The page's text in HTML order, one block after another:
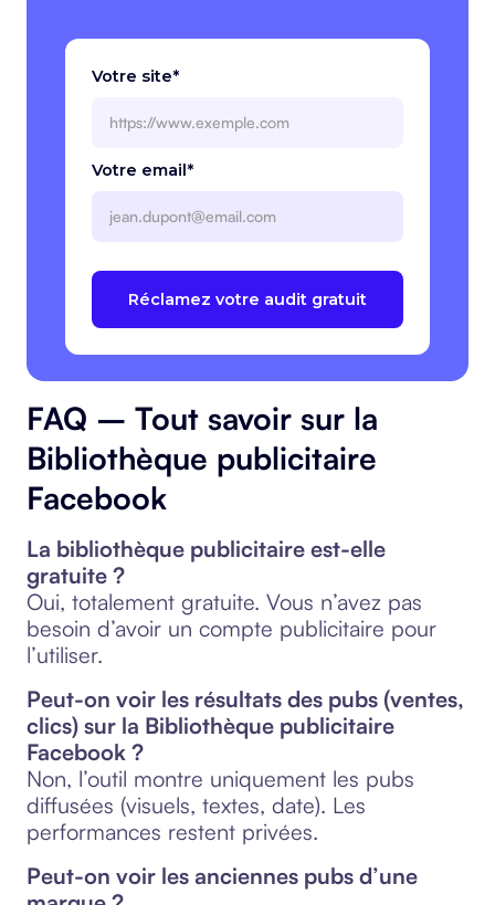
Votre site*
Votre email*
FAQ – Tout savoir sur la
Bibliothèque publicitaire
Facebook
La bibliothèque publicitaire est-elle
gratuite ?
Oui, totalement gratuite. Vous n’avez pas
besoin d’avoir un compte publicitaire pour
l’utiliser.
Peut-on voir les résultats des pubs (ventes,
clics) sur la Bibliothèque publicitaire
Facebook ?
Non, l’outil montre uniquement les pubs
diffusées (visuels, textes, date). Les
performances restent privées.
Peut-on voir les anciennes pubs d’une